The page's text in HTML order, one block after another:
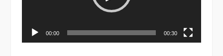
00:00 00:30